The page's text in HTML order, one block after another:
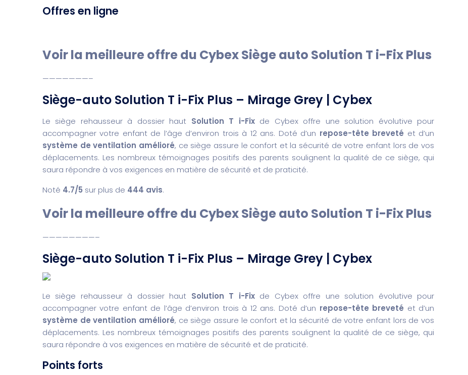
Offres en ligne
Voir la meilleure offre du Cybex Siège auto Solution T i-Fix Plus
———————–
Siège-auto Solution T i-Fix Plus – Mirage Grey | Cybex
Le siège rehausseur à dossier haut Solution T i-Fixde Cybex offre une solution évolutive pour
accompagner votre enfant de l’âge d’environ trois à 12 ans. Doté d’un repose-tête breveté et d’un
système de ventilation amélioré, ce siège assure le confort et la sécurité de votre enfant lors de vos
déplacements. Les nombreux témoignages positifs des parents soulignent la qualité de ce siège, qui
saura répondre à vos exigences en matière de sécurité et de praticité.
Noté 4.7/5 sur plus de 444 avis.
Voir la meilleure offre du Cybex Siège auto Solution T i-Fix Plus
————————–
Siège-auto Solution T i-Fix Plus – Mirage Grey | Cybex
Le siège rehausseur à dossier haut Solution T i-Fixde Cybex offre une solution évolutive pour
accompagner votre enfant de l’âge d’environ trois à 12 ans. Doté d’un repose-tête breveté et d’un
système de ventilation amélioré, ce siège assure le confort et la sécurité de votre enfant lors de vos
déplacements. Les nombreux témoignages positifs des parents soulignent la qualité de ce siège, qui
saura répondre à vos exigences en matière de sécurité et de praticité.
Points forts